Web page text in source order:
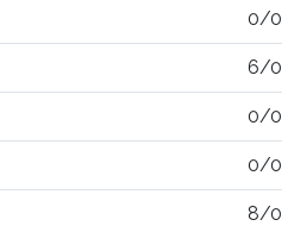
0/0
6/0
0/0
0/0
8/0